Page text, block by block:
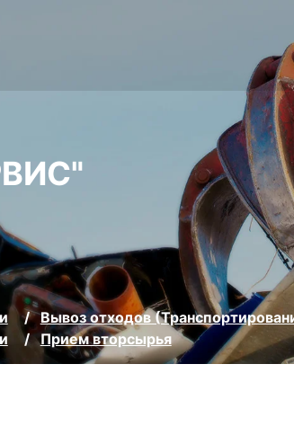
Вывоз отходов
Прием вторсырья